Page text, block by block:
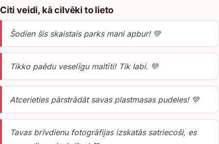
Citi veidi, kā cilvēki to lieto
Šodien šis skaistais parks mani apbur! 💚
Tikko paēdu veselīgu maltīti! Tik labi. 💚
Atcerieties pārstrādāt savas plastmasas pudeles! 💚
Tavas brīvdienu fotogrāfijas izskatās satriecoši, es